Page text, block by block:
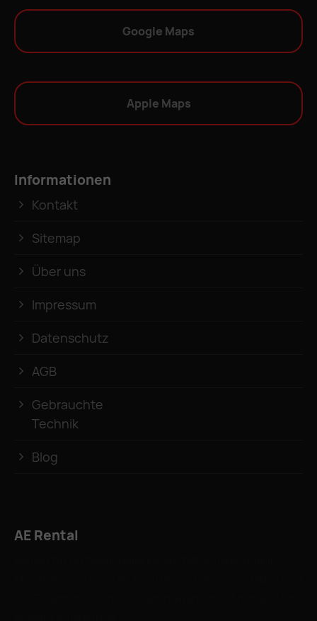
Google Maps
Apple Maps
Informationen
Kontakt
Sitemap
Über uns
Impressum
Datenschutz
AGB
Gebrauchte
Technik
Blog
AE Rental